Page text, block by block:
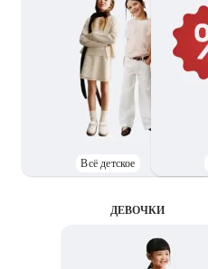
Всё детское
ДЕВОЧКИ